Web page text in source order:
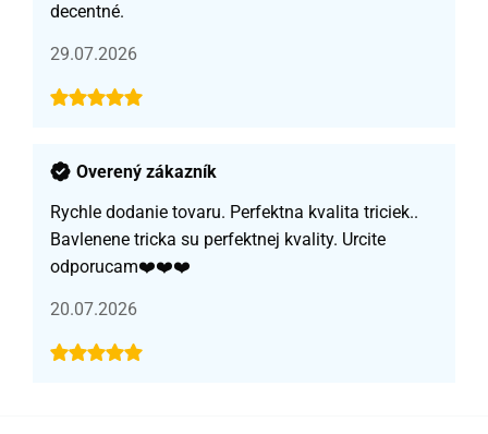
decentné.
29.07.2026
Overený zákazník
Rychle dodanie tovaru. Perfektna kvalita triciek..
Bavlenene tricka su perfektnej kvality. Urcite
odporucam❤️❤️❤️
20.07.2026